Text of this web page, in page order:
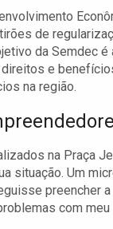
de
da Semdec
e
na região.
na Praça
situação. Um
preencher
com